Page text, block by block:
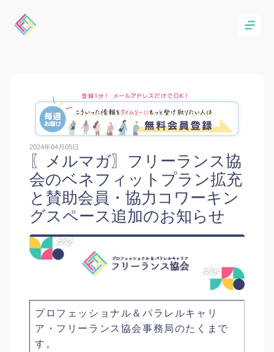
2024年04月05日
〖メルマガ〗フリーランス協
会のベネフィットプラン拡充
と賛助会員・協力コワーキン
グスペース追加のお知らせ
プロフェッショナル＆パラレルキャリ
ア・フリーランス協会事務局のたくまで
す。